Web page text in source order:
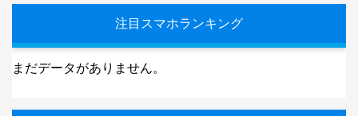
注目スマホランキング
まだデータがありません。